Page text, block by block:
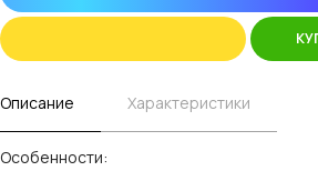
Описание Характеристики
Особенности: